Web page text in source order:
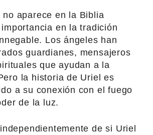
no aparece en la Biblia
en la tradición
Los ángeles han
guardianes, mensajeros
que ayudan a la
la historia de Uriel es
a su conexión con el fuego
de la luz.
de si Uriel